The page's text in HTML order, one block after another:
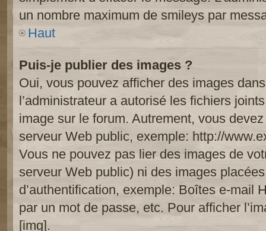
un nombre maximum de smileys par
Haut
Puis-je publier des images ?
Oui, vous pouvez afficher des images
l’administrateur a autorisé les fichiers
image sur le forum. Autrement, vous
serveur Web public, exemple: http://
Vous ne pouvez pas lier des images de
serveur Web public) ni des images
d’authentification, exemple: Boîtes e-mail
par un mot de passe, etc. Pour afficher
[img].